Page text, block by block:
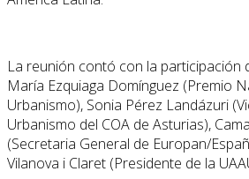
La reunión contó con la participación
María Ezquiaga Domínguez (Premio
Urbanismo), Sonia Pérez Landázuri
Urbanismo del COA de Asturias),
(Secretaria General de Europan/
Vilanova i Claret (Presidente de la